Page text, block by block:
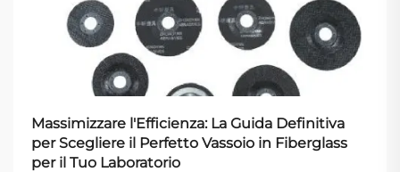
Massimizzare l'Efficienza: La Guida Definitiva
per Scegliere il Perfetto Vassoio in Fiberglass
per il Tuo Laboratorio